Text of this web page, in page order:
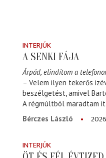
INTERJÚK
A SENKI FÁJA
Árpád, elindítom a
– Velem ilyen tekerős
beszélgetést, amivel
A régmúltból maradtam
Bérczes László
INTERJÚK